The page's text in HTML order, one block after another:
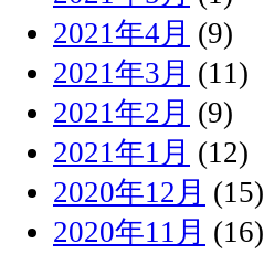
2021年4月 (9)
2021年3月 (11)
2021年2月 (9)
2021年1月 (12)
2020年12月 (15)
2020年11月 (16)